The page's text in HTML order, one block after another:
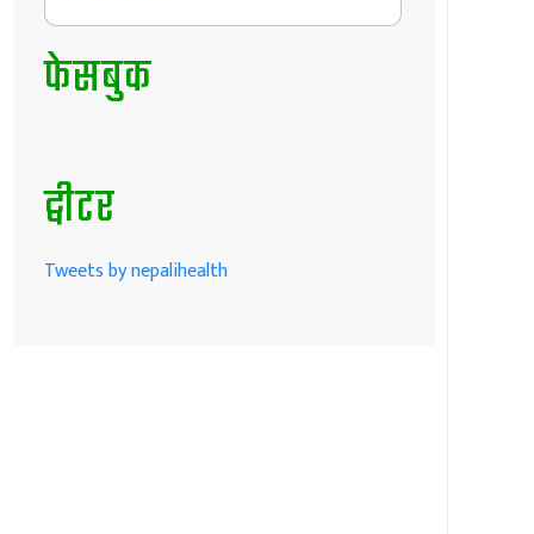
फेसबुक
ट्वीटर
Tweets by nepalihealth